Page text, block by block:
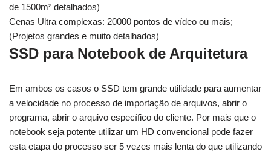
de 1500m² detalhados)
Cenas Ultra complexas: 20000 pontos de vídeo ou mais;
(Projetos grandes e muito detalhados)
SSD para Notebook de Arquitetura
Em ambos os casos o SSD tem grande utilidade para aumentar
a velocidade no processo de importação de arquivos, abrir o
programa, abrir o arquivo específico do cliente. Por mais que o
notebook seja potente utilizar um HD convencional pode fazer
esta etapa do processo ser 5 vezes mais lenta do que utilizando